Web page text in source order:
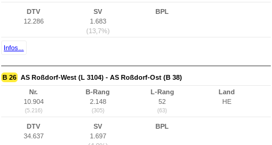
DTV
12.286
SV
1.683
(13,7%)
BPL
Infos...
B 26 AS Roßdorf-West (L 3104) - AS Roßdorf-Ost (B 38)
Nr.
10.904
(5.216)
B-Rang
2.148
(305)
L-Rang
52
(63)
Land
HE
DTV
34.637
SV
1.697
BPL